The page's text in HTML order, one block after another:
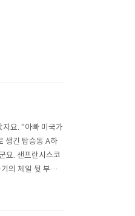
요. "아빠 미국가
생긴 탑승동 A하
요. 샌프란시스코
의 제일 뒷 부분